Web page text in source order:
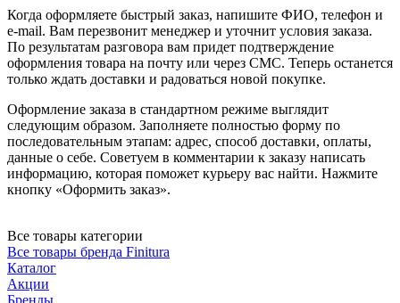
Когда оформляете быстрый заказ, напишите ФИО, телефон и
e-mail. Вам перезвонит менеджер и уточнит условия заказа.
По результатам разговора вам придет подтверждение
оформления товара на почту или через СМС. Теперь останется
только ждать доставки и радоваться новой покупке.
Оформление заказа в стандартном режиме выглядит
следующим образом. Заполняете полностью форму по
последовательным этапам: адрес, способ доставки, оплаты,
данные о себе. Советуем в комментарии к заказу написать
информацию, которая поможет курьеру вас найти. Нажмите
кнопку «Оформить заказ».
Все товары категории
Все товары бренда Finitura
Каталог
Акции
Бренды